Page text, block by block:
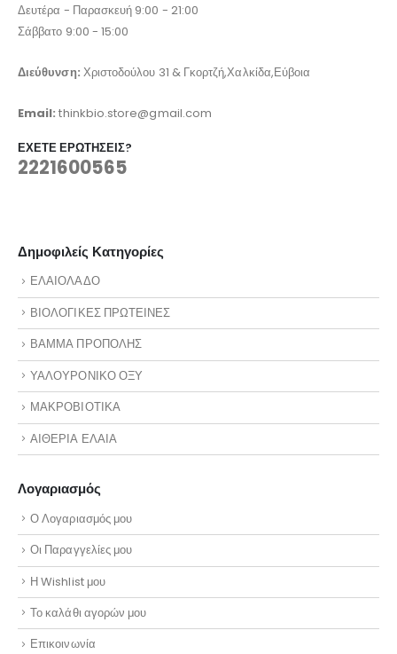
Δευτέρα - Παρασκευή 9:00 - 21:00
Σάββατο 9:00 - 15:00
Διεύθυνση: Χριστοδούλου 31 & Γκορτζή,Χαλκίδα,Εύβοια
Email:thinkbio.store@gmail.com
ΈΧΕΤΕ ΕΡΩΤΉΣΕΙΣ?
2221600565
Δημοφιλείς Κατηγορίες
ΕΛΑΙΟΛΑΔΟ
ΒΙΟΛΟΓΙΚΕΣ ΠΡΩΤΕΙΝΕΣ
ΒΑΜΜΑ ΠΡΟΠΟΛΗΣ
ΥΑΛΟΥΡΟΝΙΚΟ ΟΞΥ
ΜΑΚΡΟΒΙΟΤΙΚΑ
ΑΙΘΕΡΙΑ ΕΛΑΙΑ
Λογαριασμός
Ο Λογαριασμός μου
Οι Παραγγελίες μου
Η Wishlist μου
Το καλάθι αγορών μου
Επικοινωνία